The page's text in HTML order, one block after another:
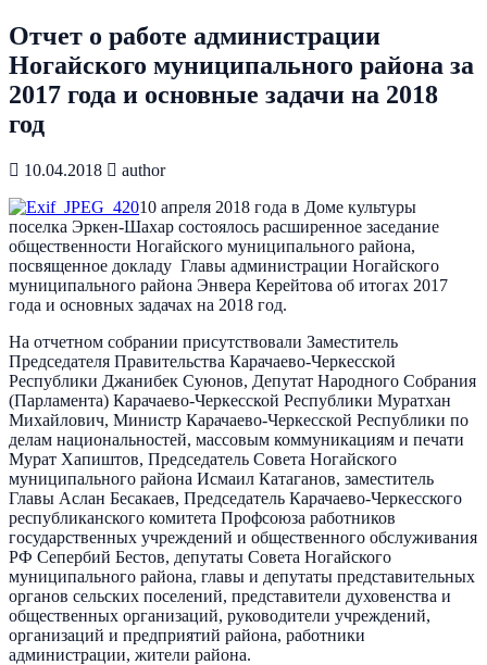
Отчет о работе администрации
Ногайского муниципального района за
2017 года и основные задачи на 2018
год
10.04.2018
author
10 апреля 2018 года в Доме культуры
поселка Эркен-Шахар состоялось расширенное заседание
общественности Ногайского муниципального района,
посвященное докладу Главы администрации Ногайского
муниципального района Энвера Керейтова об итогах 2017
года и основных задачах на 2018 год.
На отчетном собрании присутствовали Заместитель
Председателя Правительства Карачаево-Черкесской
Республики Джанибек Суюнов, Депутат Народного Собрания
(Парламента) Карачаево-Черкесской Республики Муратхан
Михайлович, Министр Карачаево-Черкесской Республики по
делам национальностей, массовым коммуникациям и печати
Мурат Хапиштов, Председатель Совета Ногайского
муниципального района Исмаил Катаганов, заместитель
Главы Аслан Бесакаев, Председатель Карачаево-Черкесского
республиканского комитета Профсоюза работников
государственных учреждений и общественного обслуживания
РФ Сепербий Бестов, депутаты Совета Ногайского
муниципального района, главы и депутаты представительных
органов сельских поселений, представители духовенства и
общественных организаций, руководители учреждений,
организаций и предприятий района, работники
администрации, жители района.